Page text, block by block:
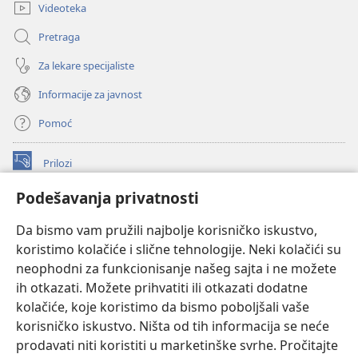
Podešavanja privatnosti
Da bismo vam pružili najbolje korisničko iskustvo,
koristimo kolačiće i slične tehnologije. Neki kolačići su
neophodni za funkcionisanje našeg sajta i ne možete
ih otkazati. Možete prihvatiti ili otkazati dodatne
kolačiće, koje koristimo da bismo poboljšali vaše
korisničko iskustvo. Ništa od tih informacija se neće
prodavati niti koristiti u marketinške svrhe. Pročitajte
Videoteka
Pretraga
Za lekare specijaliste
Informacije za javnost
Pomoć
Prilozi
(otvara
prozor)ONLAJN BIBLIOTEKA Watchtower
novi
prozor)JW Hub
(otvara
novi
prozor)
®
Watchtower Library®